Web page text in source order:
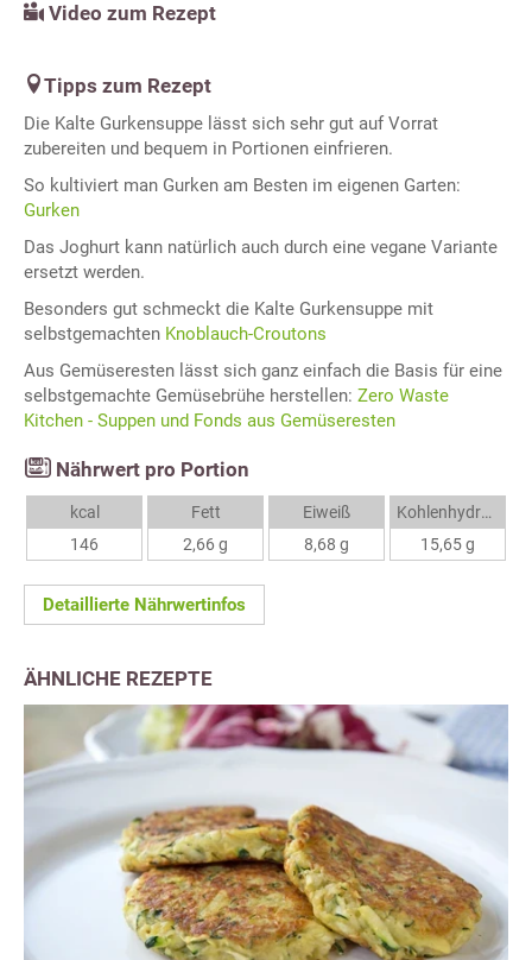
Video zum Rezept
Tipps zum Rezept
Die Kalte Gurkensuppe lässt sich sehr gut auf Vorrat
zubereiten und bequem in Portionen einfrieren.
So kultiviert man Gurken am Besten im eigenen Garten:
Gurken
Das Joghurt kann natürlich auch durch eine vegane Variante
ersetzt werden.
Besonders gut schmeckt die Kalte Gurkensuppe mit
selbstgemachten Knoblauch-Croutons
Aus Gemüseresten lässt sich ganz einfach die Basis für eine
selbstgemachte Gemüsebrühe herstellen: Zero Waste
Kitchen - Suppen und Fonds aus Gemüseresten
Nährwert pro Portion
kcal
146
Fett
2,66 g
Eiweiß
8,68 g
Kohlenhydrate
15,65 g
Detaillierte Nährwertinfos
ÄHNLICHE REZEPTE